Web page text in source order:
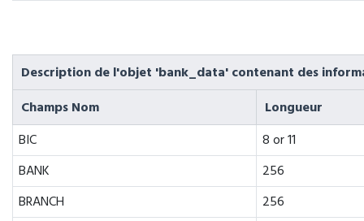
Description de l'objet 'bank_data' contenant des
Champs Nom
Longueur
BIC
8 or 11
BANK
256
BRANCH
256